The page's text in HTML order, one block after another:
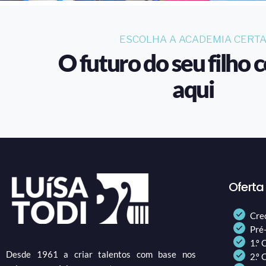
ESCOLHA A ACADEMIA CERTA
O futuro do seu filho
aqui
Desde 1961 a criar talentos com base nos
1.º
2.º